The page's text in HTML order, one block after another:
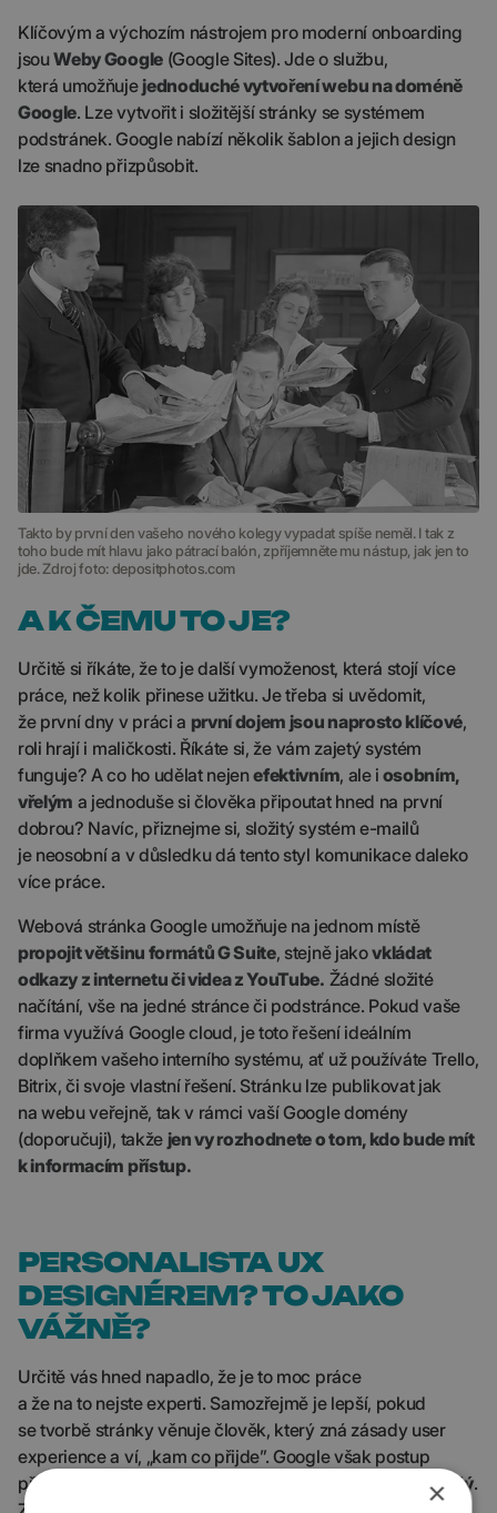
Klíčovým a výchozím nástrojem pro moderní onboarding
jsouWeby Google(Google Sites). Jde o službu,
která umožňuje jednoduché vytvoření webu na doméně
Google. Lze vytvořit i složitější stránky se systémem
podstránek. Google nabízí několik šablon a jejich design
lze snadno přizpůsobit.
Takto by první den vašeho nového kolegy vypadat spíše neměl. I tak z
toho bude mít hlavu jako pátrací balón, zpříjemněte mu nástup, jak jen to
jde. Zdroj foto: depositphotos.com
A K ČEMU TO JE?
Určitě si říkáte, že to je další vymoženost, která stojí více
práce, než kolik přinese užitku. Je třeba si uvědomit,
že první dny v práci a první dojem jsou naprosto klíčové,
roli hrají i maličkosti. Říkáte si, že vám zajetý systém
funguje? A co ho udělat nejenefektivním, ale i osobním,
vřelým a jednoduše si člověka připoutat hned na první
dobrou? Navíc, přiznejme si, složitý systém e-mailů
je neosobní a v důsledku dá tento styl komunikace daleko
více práce.
Webová stránka Google umožňuje na jednom místě
propojit většinu formátů G Suite, stejně jakovkládat
odkazy z internetu či videa z YouTube. Žádné složité
načítání, vše na jedné stránce či podstránce. Pokud vaše
firma využívá Google cloud, je toto řešení ideálním
doplňkem vašeho interního systému, ať už používáte Trello,
Bitrix, či svoje vlastní řešení. Stránku lze publikovat jak
na webu veřejně, tak v rámci vaší Google domény
(doporučuji), takže jen vy rozhodnete o tom, kdo bude mít
k informacím přístup.
PERSONALISTA UX
DESIGNÉREM? TO JAKO
VÁŽNĚ?
Určitě vás hned napadlo, že je to moc práce
a že na to nejste experti. Samozřejmě je lepší, pokud
se tvorbě stránky věnuje člověk, který zná zásady user
experience a ví, „kam co přijde”. Google však postup
přizpůsobil tak, že
tvorbu základní stránky zvládne každý.
×